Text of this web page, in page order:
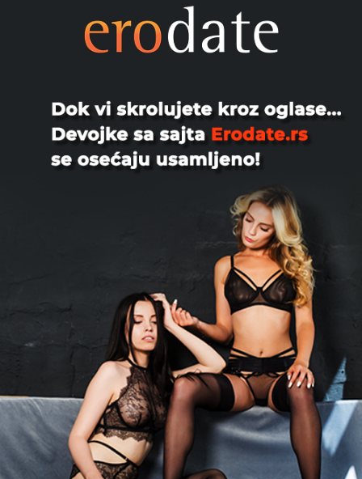
različite stvari. Eskort dame mogu ponuditi više od
samo seksa ili erotskih usluga. One mogu podići
društveni status muškarca, pomoći mu da stvori
željenu sliku ili jednostavno da se lepo provedu
zajedno. Ne može svaka žena biti dobra eskort dama.
Eskort dama je plaćena za svoje vreme i seks koji
može, a i ne mora da se desi. To je fundamentalna
razlika između eskorta i prostitucije.
Eskort usluge u Srbiji
Ako ste zainteresovani za eskort usluge u Srbiji i želite
da pronađete svoju idealnu eskort damu, najbolji način
da to učinite je preko Xlist.rs. Razumite svoja
očekivanja kao klijent i poštujte vreme devojaka,
eskort dama. Pažljivo obratite pažnju na ono što
oglas kaže i dogovorite se šta očekujete od devojke.
Poslovna pratnja, eskort, je potpuno legalna usluga.
Može biti i fizički i psihološki nagrađujuća, jer eskort
može učiniti da se muškarac oseća samouverenije,
zadovoljnije i da se lepo provede. Može mu pomoći da
pobegne od rutine, opusti i napuni baterije. Eskort
usluge najčešće koriste muškarci koji to mogu priuštiti
i koji rade stresne poslove. Susret sa takvom
devojkom može pomoći muškarcu da proširi svoje
horizonte.
U Srbiji, eskort usluge mogu se rezervisati u gotovo
svim gradovima i mestima - Beogradu, Novom Sadu,
Nišu i ne samo u njima. Lako možete pronaći devojke
koje se specijalizuju za ovu vrstu usluga putem oglasa
na Xlist.rs. Oni koji traže eskort dame takođe mogu
postaviti oglase i pronaći svoje idealne partnere.